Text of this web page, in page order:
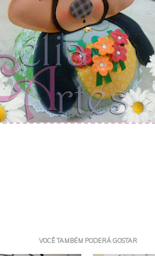
VOCÊ TAMBÉM PODERÁ GOSTAR